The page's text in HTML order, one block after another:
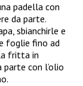
padella con
da parte.
sbianchirle e
foglie fino ad
fritta in
parte con l’olio